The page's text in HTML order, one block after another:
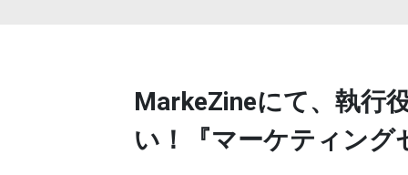
MarkeZineにて、執行
い！『マーケティング